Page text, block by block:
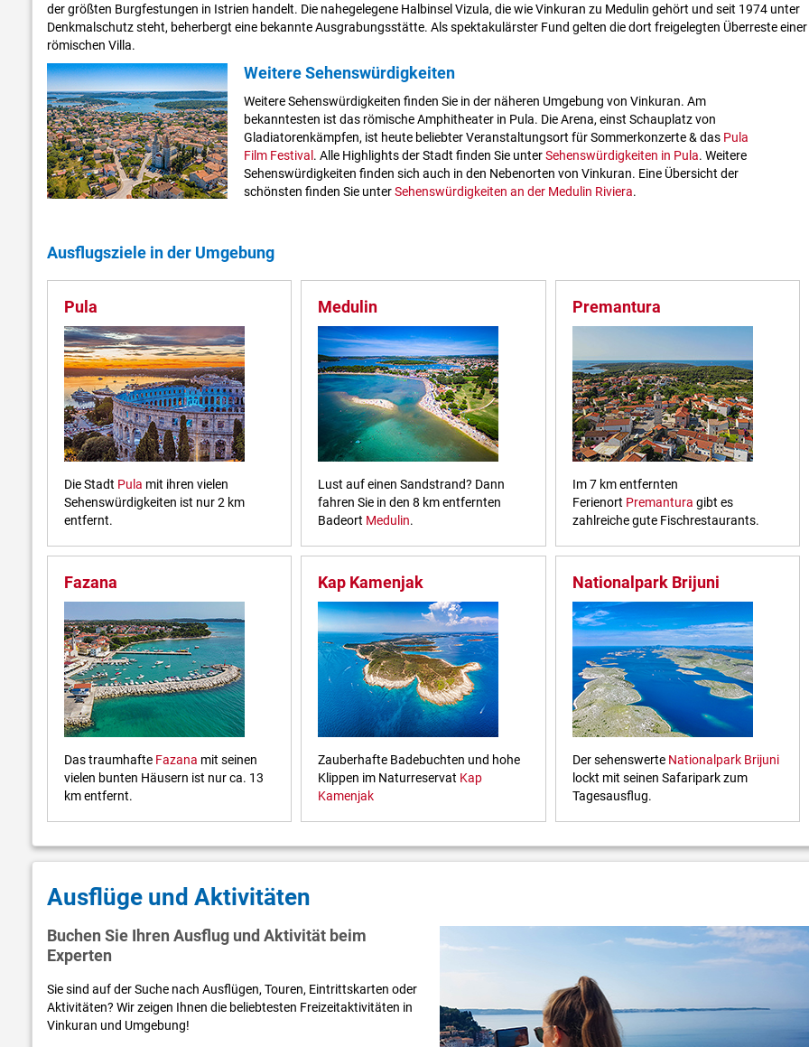
der größten Burgfestungen in Istrien handelt. Die nahegelegene Halbinsel Vizula, die wie Vinkuran zu Medulin gehört und seit 1974 unter
Denkmalschutz steht, beherbergt eine bekannte Ausgrabungsstätte. Als spektakulärster Fund gelten die dort freigelegten Überreste einer
römischen Villa.
Weitere Sehenswürdigkeiten
Weitere Sehenswürdigkeiten finden Sie in der näheren Umgebung von Vinkuran. Am
bekanntesten ist das römische Amphitheater in Pula. Die Arena, einst Schauplatz von
Gladiatorenkämpfen, ist heute beliebter Veranstaltungsort für Sommerkonzerte & das Pula
Film Festival . Alle Highlights der Stadt finden Sie unterSehenswürdigkeiten in Pula. Weitere
Sehenswürdigkeiten finden sich auch in den Nebenorten von Vinkuran. Eine Übersicht der
schönsten finden Sie unterSehenswürdigkeiten an der Medulin Riviera.
Ausflugsziele in der Umgebung
Pula
Die Stadt Pula mit ihren vielen
Sehenswürdigkeiten ist nur 2 km
entfernt.
Medulin
Lust auf einen Sandstrand? Dann
fahren Sie in den 8 km entfernten
Badeort Medulin.
Premantura
Im 7 km entfernten
Ferienort Premantura gibt es
zahlreiche gute Fischrestaurants.
Fazana
Das traumhafte Fazana mit seinen
vielen bunten Häusern ist nur ca. 13
km entfernt.
Kap Kamenjak
Zauberhafte Badebuchten und hohe
Klippen im Naturreservat Kap
Kamenjak
Nationalpark Brijuni
Der sehenswerte Nationalpark Brijuni
lockt mit seinen Safaripark zum
Tagesausflug.
Ausflüge und Aktivitäten
Buchen Sie Ihren Ausflug und Aktivität beim
Experten
Sie sind auf der Suche nach Ausflügen, Touren, Eintrittskarten oder
Aktivitäten? Wir zeigen Ihnen die beliebtesten Freizeitaktivitäten in
Vinkuran und Umgebung!